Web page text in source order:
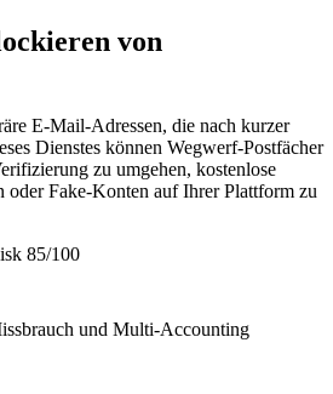
von
E-Mail-Adressen, die nach kurzer
Dienstes können Wegwerf-Postfächer
zu umgehen, kostenlose
oder Fake-Konten auf Ihrer Plattform zu
85/100
und Multi-Accounting